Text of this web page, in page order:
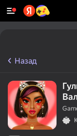
Назад